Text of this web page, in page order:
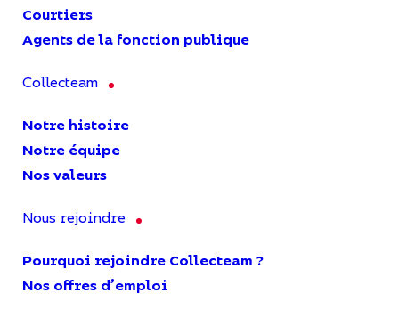
Courtiers
Agents de la fonction publique
Collecteam
Notre histoire
Notre équipe
Nos valeurs
Nous rejoindre
Pourquoi rejoindre Collecteam ?
Nos offres d’emploi